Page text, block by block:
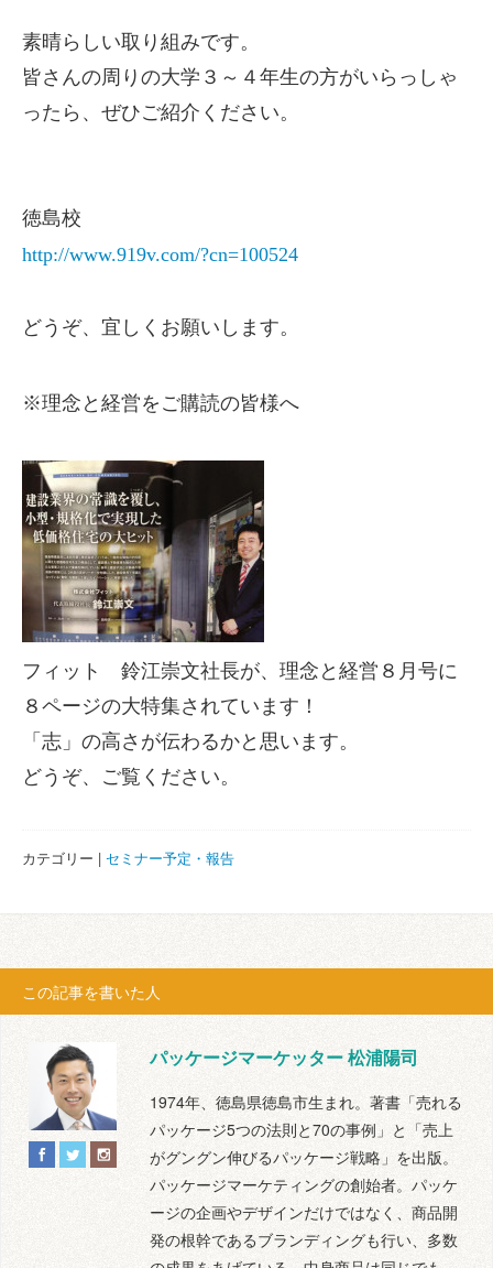
素晴らしい取り組みです。
皆さんの周りの大学３～４年生の方がいらっしゃ
ったら、ぜひご紹介ください。
徳島校
http://www.919v.com/?cn=100524
どうぞ、宜しくお願いします。
※理念と経営をご購読の皆様へ
フィット 鈴江崇文社長が、理念と経営８月号に
８ページの大特集されています！
「志」の高さが伝わるかと思います。
どうぞ、ご覧ください。
カテゴリー | セミナー予定・報告
この記事を書いた人
パッケージマーケッター 松浦陽司
1974年、徳島県徳島市生まれ。著書「売れる
パッケージ5つの法則と70の事例」と「売上
がグングン伸びるパッケージ戦略」を出版。
パッケージマーケティングの創始者。パッケ
ージの企画やデザインだけではなく、商品開
発の根幹であるブランディングも行い、多数